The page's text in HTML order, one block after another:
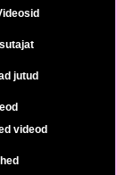
jutud
videod